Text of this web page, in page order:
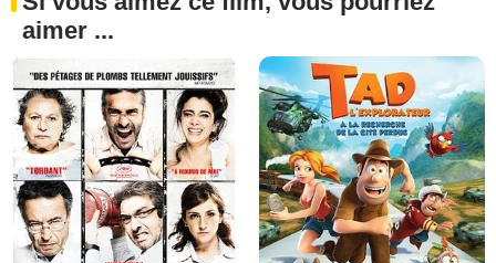
aimer ...